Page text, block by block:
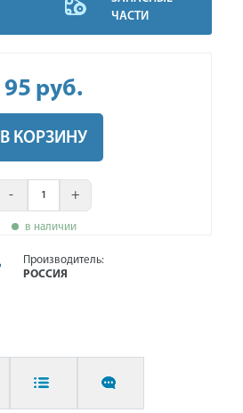
ЧАСТИ
95 руб.
В КОРЗИНУ
- +
в наличии
Производитель:
РОССИЯ